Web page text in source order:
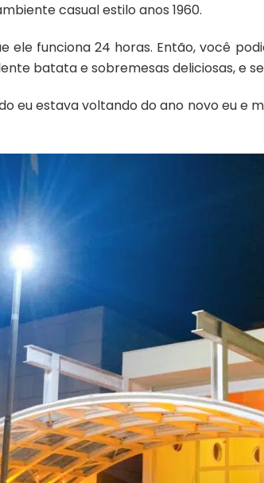
casual estilo anos 1960.
ele funciona 24 horas. Então, você
batata e sobremesas deliciosas, e
eu estava voltando do ano novo eu e